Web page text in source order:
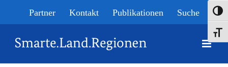
to
content
Partner Kontakt Publikationen Suche